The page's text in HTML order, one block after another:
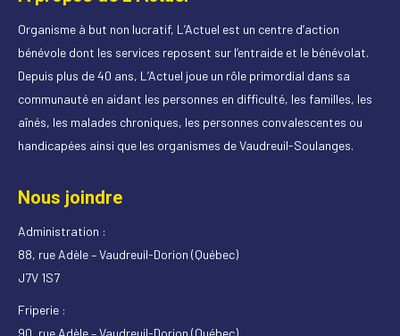
Organisme à but non lucratif, L’Actuel est un centre d’action
bénévole dont les services reposent sur l’entraide et le bénévolat.
Depuis plus de 40 ans, L’Actuel joue un rôle primordial dans sa
communauté en aidant les personnes en difficulté, les familles, les
aînés, les malades chroniques, les personnes convalescentes ou
handicapées ainsi que les organismes de Vaudreuil-Soulanges.
Nous joindre
Administration :
88, rue Adèle – Vaudreuil-Dorion (Québec)
J7V 1S7
Friperie :
90, rue Adèle – Vaudreuil-Dorion (Québec)